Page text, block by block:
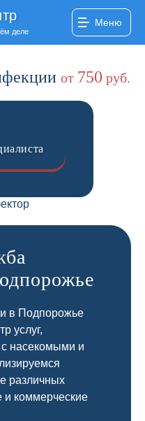
деле
Меню
от 750 руб.
в Подпорожье
услуг,
насекомыми и
различных
и коммерческие